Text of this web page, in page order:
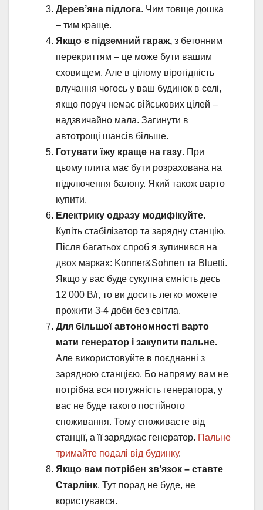
Дерев’яна підлога. Чим товще дошка
– тим краще.
Якщо є підземний гараж, з бетонним
перекриттям – це може бути вашим
сховищем. Але в цілому вірогідність
влучання чогось у ваш будинок в селі,
якщо поруч немає військових цілей –
надзвичайно мала. Загинути в
автотрощі шансів більше.
Готувати їжу краще на газу. При
цьому плита має бути розрахована на
підключення балону. Який також варто
купити.
Електрику одразу модифікуйте.
Купіть стабілізатор та зарядну станцію.
Після багатьох спроб я зупинився на
двох марках: Konner&Sohnen та Bluetti.
Якщо у вас буде сукупна ємність десь
12 000 В/г, то ви досить легко можете
прожити 3-4 доби без світла.
Для більшої автономності варто
мати генератор і закупити пальне.
Але використовуйте в поєднанні з
зарядною станцією. Бо напряму вам не
потрібна вся потужність генератора, у
вас не буде такого постійного
споживання. Тому споживаєте від
станції, а її заряджає генератор. Пальне
тримайте подалі від будинку.
Якщо вам потрібен зв’язок – ставте
Старлінк. Тут порад не буде, не
користувався.